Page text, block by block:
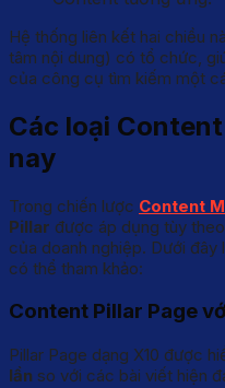
Hệ thống liên kết hai chiều
tâm nội dung) có tổ chức,
của công cụ tìm kiếm một
Các loại
nay
Trong chiến lược Content
Pillar được áp dụng tùy
của doanh nghiệp. Dưới đây
có thể tham khảo:
Content Pillar Page
Pillar Page dạng X10 được
lần so với các bài viết hiện